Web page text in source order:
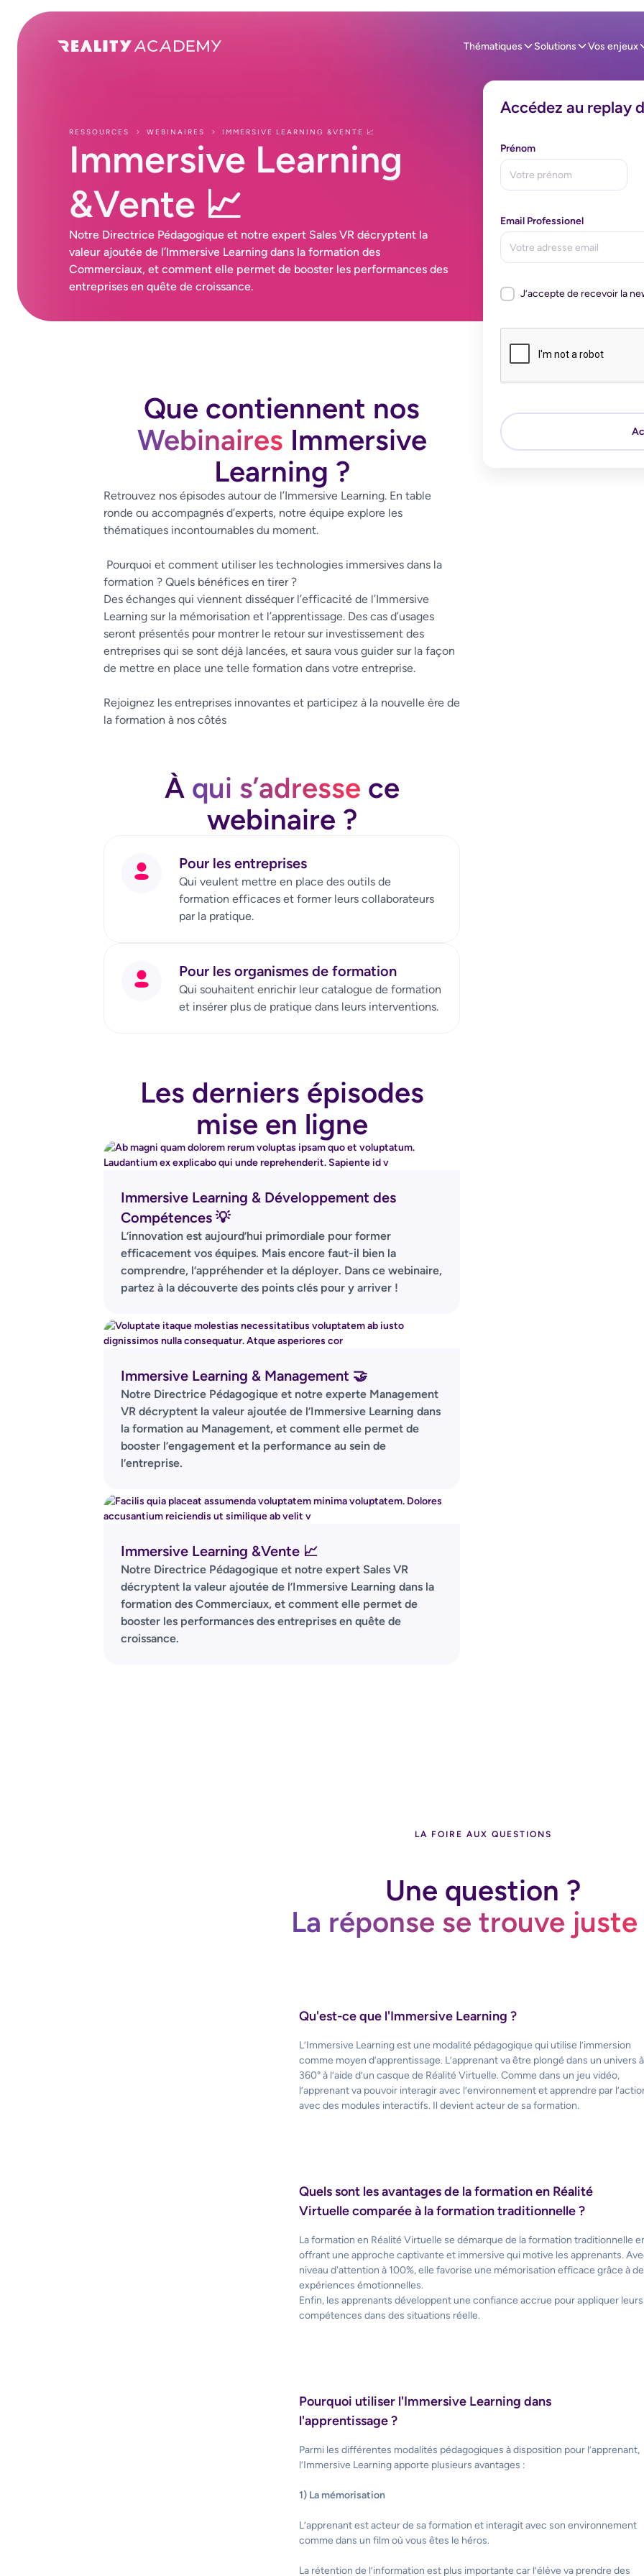
Thématiques Solutions Vos enjeux
RESSOURCES WEBINAIRES IMMERSIVE LEARNING &VENTE 📈
Immersive Learning
&Vente 📈
Notre Directrice Pédagogique et notre expert Sales VR décryptent la
valeur ajoutée de l’Immersive Learning dans la formation des
Commerciaux, et comment elle permet de booster les performances des
entreprises en quête de croissance.
Que contiennent nos
Webinaires Immersive
Learning ?
Retrouvez nos épisodes autour de l’Immersive Learning. En table
ronde ou accompagnés d’experts, notre équipe explore les
thématiques incontournables du moment.
Pourquoi et comment utiliser les technologies immersives dans la
formation ? Quels bénéfices en tirer ?
Des échanges qui viennent disséquer l’efficacité de l’Immersive
Learning sur la mémorisation et l’apprentissage. Des cas d’usages
seront présentés pour montrer le retour sur investissement des
entreprises qui se sont déjà lancées, et saura vous guider sur la façon
de mettre en place une telle formation dans votre entreprise.
Rejoignez les entreprises innovantes et participez à la nouvelle ère de
la formation à nos côtés
À qui s’adresse ce
webinaire ?
Pour les entreprises
Qui veulent mettre en place des outils de
formation efficaces et former leurs collaborateurs
par la pratique.
Pour les organismes de formation
Qui souhaitent enrichir leur catalogue de formation
et insérer plus de pratique dans leurs interventions.
Les derniers épisodes
mise en ligne
Immersive Learning & Développement des
Compétences 💡
L’innovation est aujourd’hui primordiale pour former
efficacement vos équipes. Mais encore faut-il bien la
comprendre, l’appréhender et la déployer. Dans ce webinaire,
partez à la découverte des points clés pour y arriver !
Immersive Learning & Management 🤝
Notre Directrice Pédagogique et notre experte Management
VR décryptent la valeur ajoutée de l’Immersive Learning dans
la formation au Management, et comment elle permet de
booster l’engagement et la performance au sein de
l’entreprise.
Immersive Learning &Vente 📈
Notre Directrice Pédagogique et notre expert Sales VR
décryptent la valeur ajoutée de l’Immersive Learning dans la
formation des Commerciaux, et comment elle permet de
booster les performances des entreprises en quête de
croissance.
Accédez au replay
Prénom
Email Professionel
J’accepte de recevoir la
LA FOIRE AUX QUESTIONS
Une question ?
La réponse se trouve
Qu'est-ce que l'Immersive Learning ?
L’Immersive Learning est une modalité pédagogique qui utilise l’immersion
comme moyen d’apprentissage. L’apprenant va être plongé dans un univers à
360° à l’aide d’un casque de Réalité Virtuelle. Comme dans un jeu vidéo,
l’apprenant va pouvoir interagir avec l’environnement et apprendre par
avec des modules interactifs. Il devient acteur de sa formation.
Quels sont les avantages de la formation en Réalité
Virtuelle comparée à la formation traditionnelle ?
La formation en Réalité Virtuelle se démarque de la formation traditionnelle
offrant une approche captivante et immersive qui motive les apprenants.
niveau d'attention à 100%, elle favorise une mémorisation efficace grâce à
expériences émotionnelles.
Enfin, les apprenants développent une confiance accrue pour appliquer leurs
compétences dans des situations réelle.
Pourquoi utiliser l'Immersive Learning dans
l'apprentissage ?
Parmi les différentes modalités pédagogiques à disposition pour l’apprenant,
l’Immersive Learning apporte plusieurs avantages :
1) La mémorisation
L’apprenant est acteur de sa formation et interagit avec son environnement
comme dans un film où vous êtes le héros.
La rétention de l’information est plus importante car l’élève va prendre des